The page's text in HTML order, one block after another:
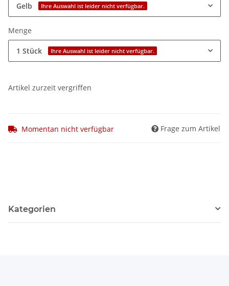
Gelb Ihre Auswahl ist leider nicht verfügbar.
Menge
1 Stück Ihre Auswahl ist leider nicht verfügbar.
Artikel zurzeit vergriffen
Momentan nicht verfügbar Frage zum Artikel
Kategorien